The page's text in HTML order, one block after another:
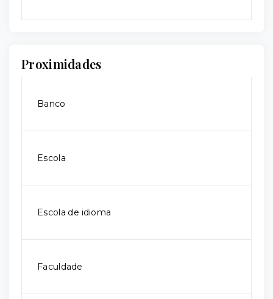
Proximidades
Banco
Escola
Escola de idioma
Faculdade